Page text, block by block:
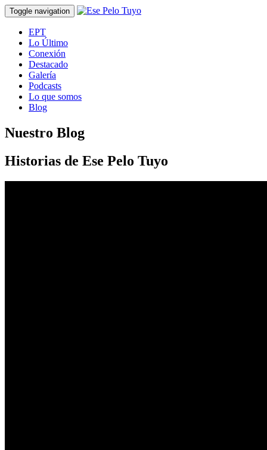
Toggle navigation
EPT
Lo Último
Conexión
Destacado
Galería
Podcasts
Lo que somos
Blog
Nuestro Blog
Historias de Ese Pelo Tuyo